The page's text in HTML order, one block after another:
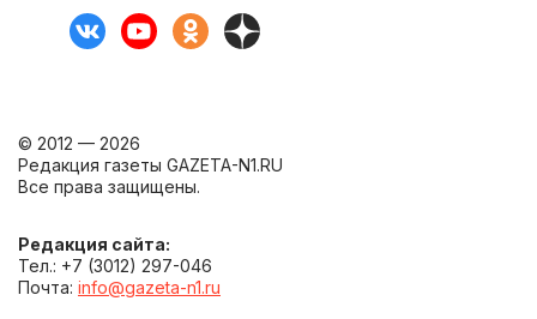
© 2012 — 2026
Редакция газеты GAZETA-N1.RU
Все права защищены.
Редакция сайта:
Тел.: +7 (3012) 297-046
Почта: info@gazeta-n1.ru